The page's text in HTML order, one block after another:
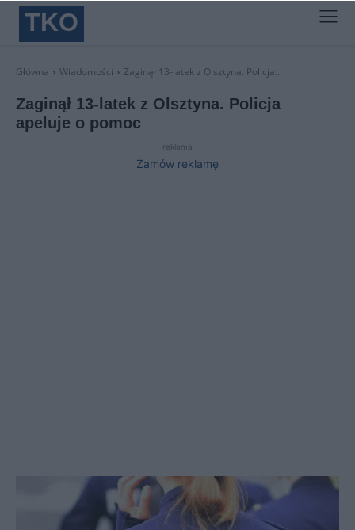
TKO
Główna Wiadomości Zaginął 13-latek z Olsztyna. Policja...
Zaginął 13-latek z Olsztyna. Policja
apeluje o pomoc
reklama
Zamów reklamę